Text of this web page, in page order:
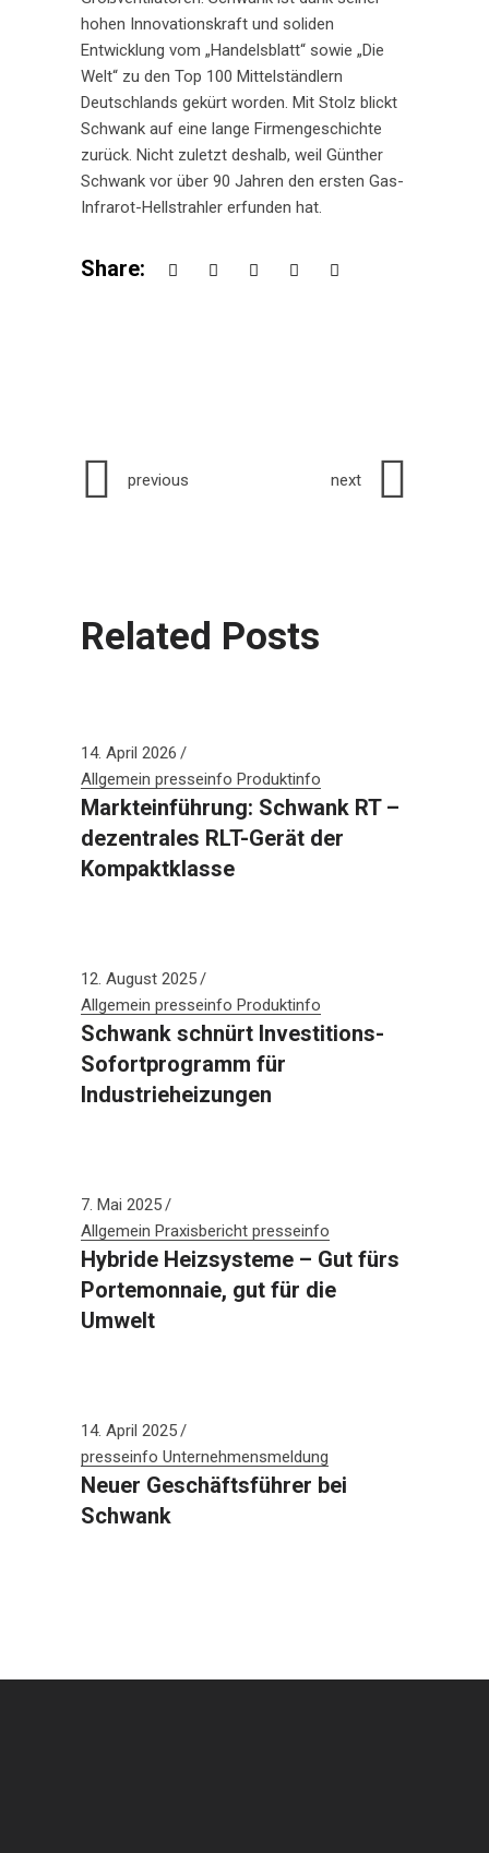
hohen Innovationskraft und soliden
Entwicklung vom „Handelsblatt“ sowie „Die
Welt“ zu den Top 100 Mittelständlern
Deutschlands gekürt worden. Mit Stolz blickt
Schwank auf eine lange Firmengeschichte
zurück. Nicht zuletzt deshalb, weil Günther
Schwank vor über 90 Jahren den ersten Gas-
Infrarot-Hellstrahler erfunden hat.
Share:
previous next
Related Posts
14. April 2026
Allgemein presseinfo Produktinfo
Markteinführung: Schwank RT –
dezentrales RLT-Gerät der
Kompaktklasse
12. August 2025
Allgemein presseinfo Produktinfo
Schwank schnürt Investitions-
Sofortprogramm für
Industrieheizungen
7. Mai 2025
Allgemein Praxisbericht presseinfo
Hybride Heizsysteme – Gut fürs
Portemonnaie, gut für die
Umwelt
14. April 2025
presseinfo Unternehmensmeldung
Neuer Geschäftsführer bei
Schwank